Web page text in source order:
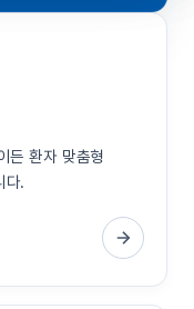
든 환자 맞춤형
다.